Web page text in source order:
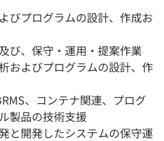
びプログラムの設計、作成お
び、保守・運用・提案作業
およびプログラムの設計、作
、コンテナ関連、プログ
製品の技術支援
と開発したシステムの保守運